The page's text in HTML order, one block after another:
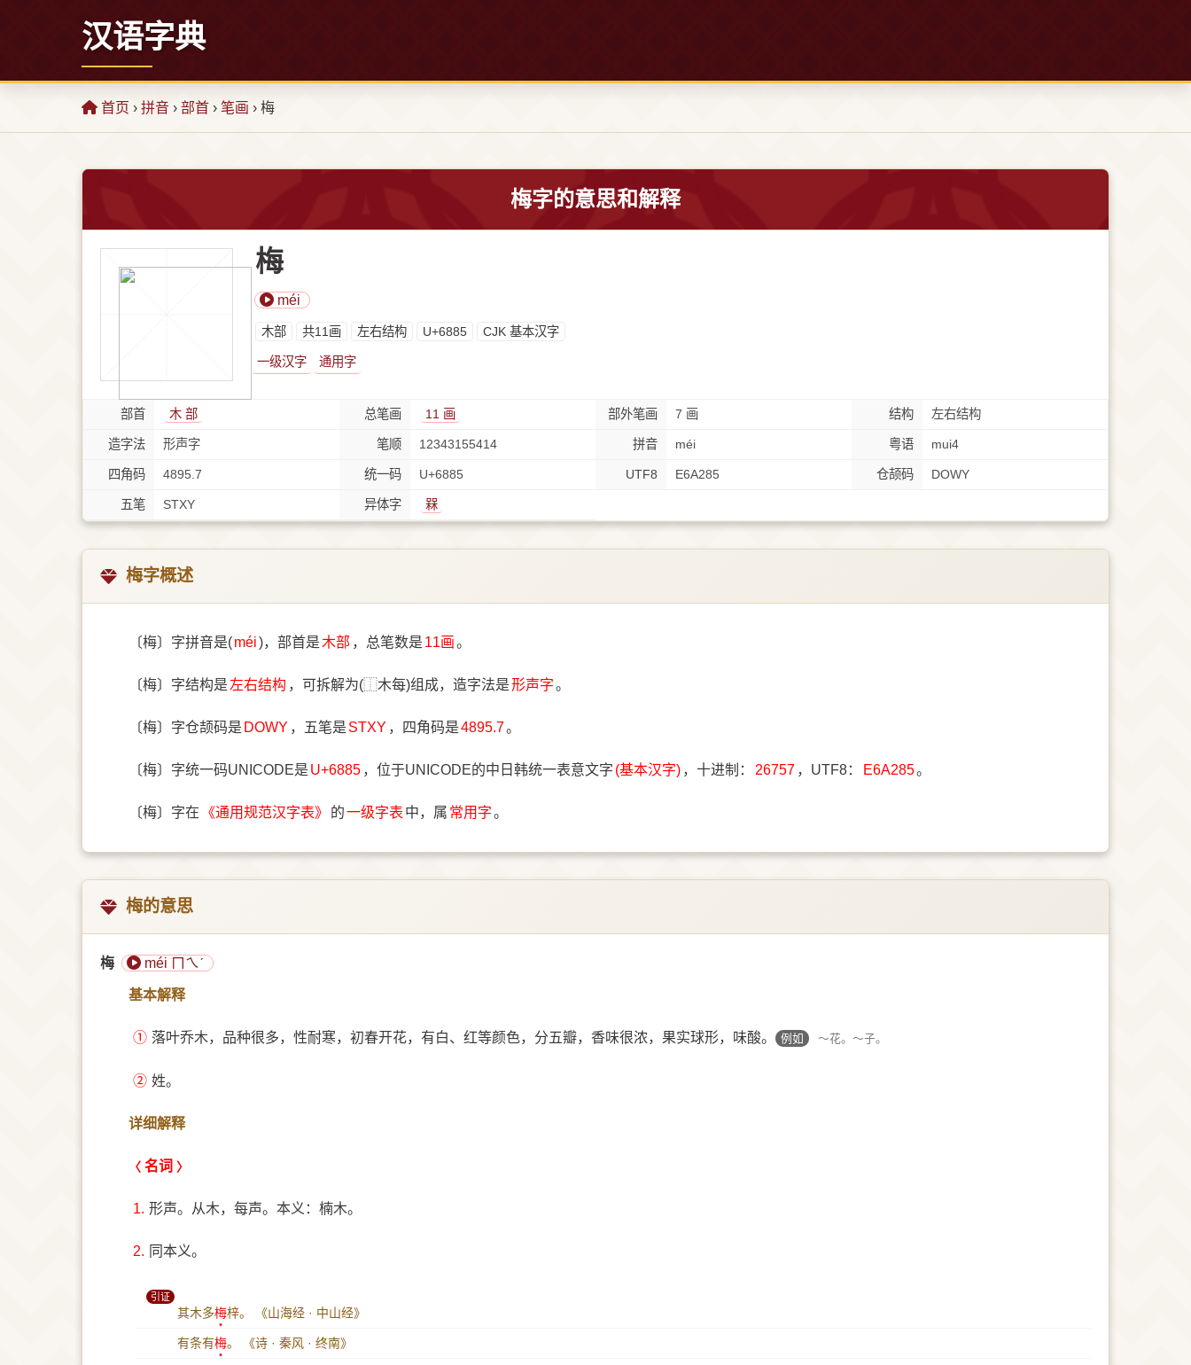
汉语字典
首页 › 拼音 › 部首 › 笔画 › 梅
梅字的意思和解释
梅
méi
⽊部 共11画 左右结构 U+6885 CJK 基本汉字
一级汉字 通用字
部首 ⽊ 部 总笔画 11 画 部外笔画 7 画 结构 左右结构
造字法 形声字 笔顺 12343155414 拼音 méi 粤语 mui4
四角码 4895.7 统一码 U+6885 UTF8 E6A285 仓颉码 DOWY
五笔 STXY 异体字 槑
梅字概述
〔梅〕字拼音是(méi)，部首是 ⽊部 ，总笔数是 11画。
〔梅〕字结构是 左右结构 ，可拆解为(⿰木每)组成，造字法是形声字。
〔梅〕字仓颉码是 DOWY ，五笔是 STXY ，四角码是4895.7。
〔梅〕字统一码UNICODE是 U+6885 ，位于UNICODE的中日韩统一表意文字 (基本汉字) ，十进制： 26757 ，UTF8： E6A285。
〔梅〕字在 《通用规范汉字表》 的一级字表 中，属 常用字。
梅的意思
梅 méi ㄇㄟˊ
基本解释
① 落叶乔木，品种很多，性耐寒，初春开花，有白、红等颜色，分五瓣，香味很浓，果实球形，味酸。 例如 ～花。～子。
② 姓。
详细解释
名词
1. 形声。从木，每声。本义：楠木。
2. 同本义。
引证
其木多梅梓。 《山海经 · 中山经》
有条有梅。 《诗 · 秦风 · 终南》